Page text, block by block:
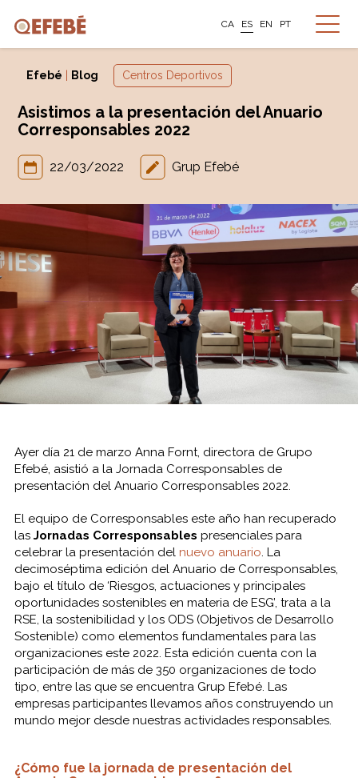
CA ES EN PT
Efebé Blog Centros Deportivos
Asistimos a la presentación del Anuario
Corresponsables 2022
22/03/2022 Grup Efebé
Ayer día 21 de marzo Anna Fornt, directora de Grupo
Efebé, asistió a la Jornada Corresponsables de
presentación del Anuario Corresponsables 2022.
El equipo de Corresponsables este año han recuperado
las Jornadas Corresponsables presenciales para
celebrar la presentación del nuevo anuario. La
decimoséptima edición del Anuario de Corresponsables,
bajo el título de‘Riesgos, actuaciones y principales
oportunidades sostenibles en materia de ESG’, trata a la
RSE, la sostenibilidad y los ODS (Objetivos de Desarrollo
Sostenible) como elementos fundamentales para las
organizaciones este 2022. Esta edición cuenta con la
participación de más de 350 organizaciones de todo
tipo, entre las que se encuentra Grup Efebé. Las
empresas participantes llevamos años construyendo un
mundo mejor desde nuestras actividades responsables.
¿Cómo fue la jornada de presentación del